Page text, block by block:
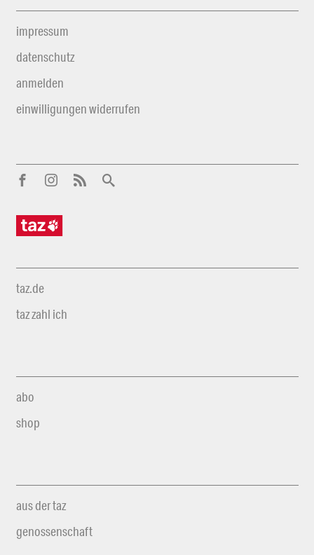
impressum
datenschutz
anmelden
einwilligungen widerrufen
taz.de
taz zahl ich
abo
shop
aus der taz
genossenschaft